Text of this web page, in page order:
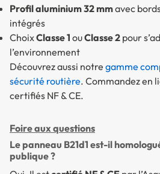
Profil aluminium 32 mmavec
intégrés
ChoixClasse 1 ouClasse 2 pour
l’environnement
Découvrez aussi notre gamme
sécurité routière. Commandez en
certifiés NF & CE.
Foire aux questions
Le panneau B21d1 est-il
publique ?